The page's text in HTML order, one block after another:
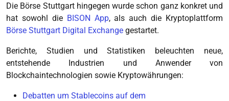
Die Börse Stuttgart hingegen wurde schon ganz konkret und
hat sowohl die BISON App, als auch die Kryptoplattform
Börse Stuttgart Digital Exchange gestartet.
Berichte, Studien und Statistiken beleuchten neue,
entstehende Industrien und Anwender von
Blockchaintechnologien sowie Kryptowährungen:
Debatten um Stablecoins auf dem